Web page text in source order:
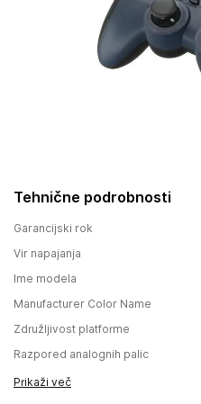
Tehnične podrobnosti
Garancijski rok
Vir napajanja
Ime modela
Manufacturer Color Name
Združljivost platforme
Razpored analognih palic
Prikaži več